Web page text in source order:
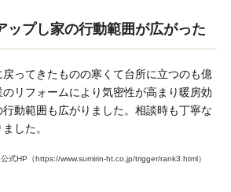
ップし家の行動範囲が広がった
ってきたものの寒くて台所に立つのも億
リフォームにより気密性が高まり暖房効
動範囲も広がりました。相談時も丁寧な
した。
式HP（https://www.sumirin-ht.co.jp/trigger/rank3.html）